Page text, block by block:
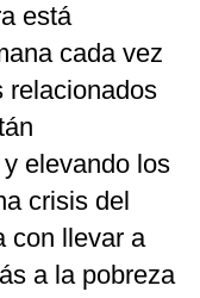
está
cada vez
relacionados
elevando los
crisis del
con llevar a
a la pobreza